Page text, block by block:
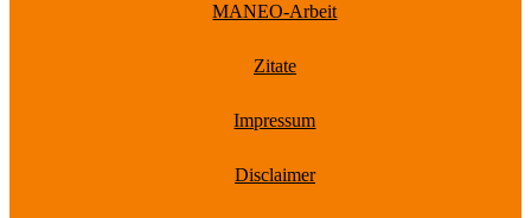
MANEO-Arbeit
Zitate
Impressum
Disclaimer